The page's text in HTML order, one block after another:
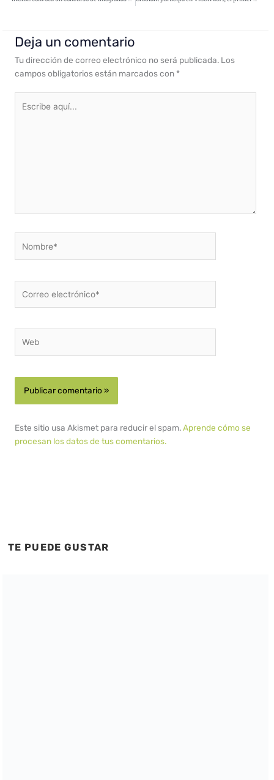
Deja un comentario
Tu dirección de correo electrónico no será publicada. Los
campos obligatorios están marcados con *
aquí...
electrónico*
Este sitio usa Akismet para reducir el spam.Aprende cómo se
procesan los datos de tus comentarios.
TE PUEDE GUSTAR